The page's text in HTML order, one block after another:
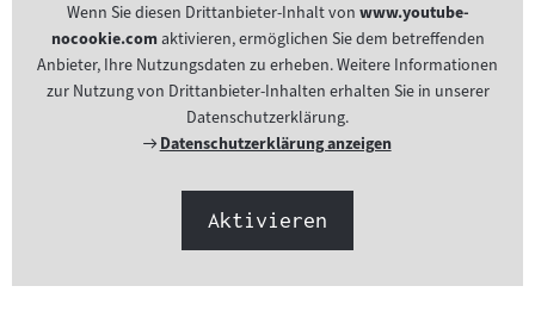
Wenn Sie diesen Drittanbieter-Inhalt von www.youtube-
nocookie.comaktivieren, ermöglichen Sie dem betreffenden
Anbieter, Ihre Nutzungsdaten zu erheben. Weitere Informationen
zur Nutzung von Drittanbieter-Inhalten erhalten Sie in unserer
Datenschutzerklärung.
Externer
Datenschutzerklärung anzeigen
Aktivieren